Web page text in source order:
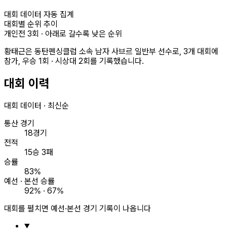
대회 데이터 자동 집계
대회별 순위 추이
개인전 3회 · 아래로 갈수록 낮은 순위
황태근은 동탄펜싱클럽 소속 남자 사브르 일반부 선수로, 3개 대회에
참가, 우승 1회 · 시상대 2회를 기록했습니다.
대회 이력
대회 데이터 · 최신순
통산 경기
18경기
전적
15승 3패
승률
83%
예선 · 본선 승률
92% · 67%
대회를 펼치면 예선·본선 경기 기록이 나옵니다